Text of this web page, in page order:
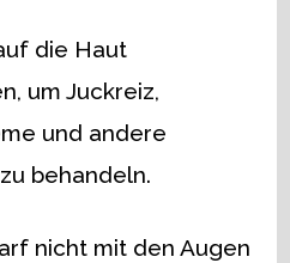
die Haut
um Juckreiz,
und andere
behandeln.
nicht mit den Augen